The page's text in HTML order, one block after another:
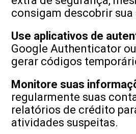
consigam descobrir sua
Use aplicativos de
Google Authenticator
gerar códigos
Monitore suas
regularmente suas
relatórios de crédito
atividades suspeitas.